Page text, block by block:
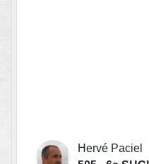
Hervé Paciel